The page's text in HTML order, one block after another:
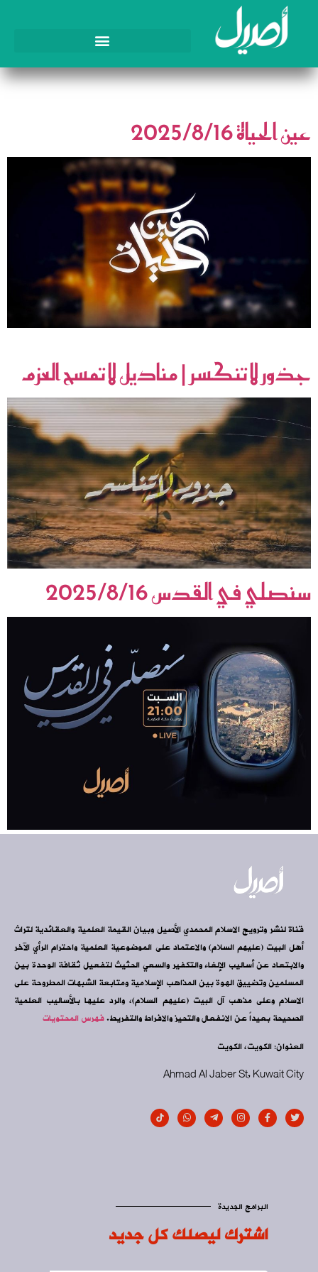
اليوم:16 أغسطس، 2025
عين الحياة 2025/8/16
جذور لا تنكسر | مناديل لا تمسح العزم
سنصلي في القدس 2025/8/16
قناة لنشر وترويج الاسلام المحمدي الأصيل وبيان القيمة العلمية والعقائدية لتراث
أهل البيت (عليهم السلام) والاعتماد على الموضوعية العلمية واحترام الرأي الآخر
والابتعاد عن أساليب الإلغاء والتكفير والسعي الحثيث لتفعيل ثقافة الوحدة بين
المسلمين وتضييق الهوة بين المذاهب الإسلامية ومتابعة الشبهات المطروحة على
الاسلام وعلى مذهب آل البيت (عليهم السلام)، والرد عليها بالأساليب العلمية
الصحيحة بعيداً عن الانفعال والتحيز والافراط والتفريط.فهرس المحتويات
العنوان: الكويت، الكويت
Ahmad Al Jaber St, Kuwait City
البرامج الجديدة
اشترك ليصلك كل جديد